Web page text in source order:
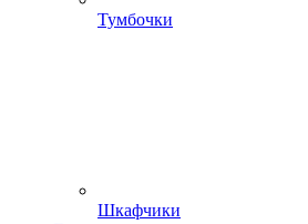
Тумбочки
Шкафчики